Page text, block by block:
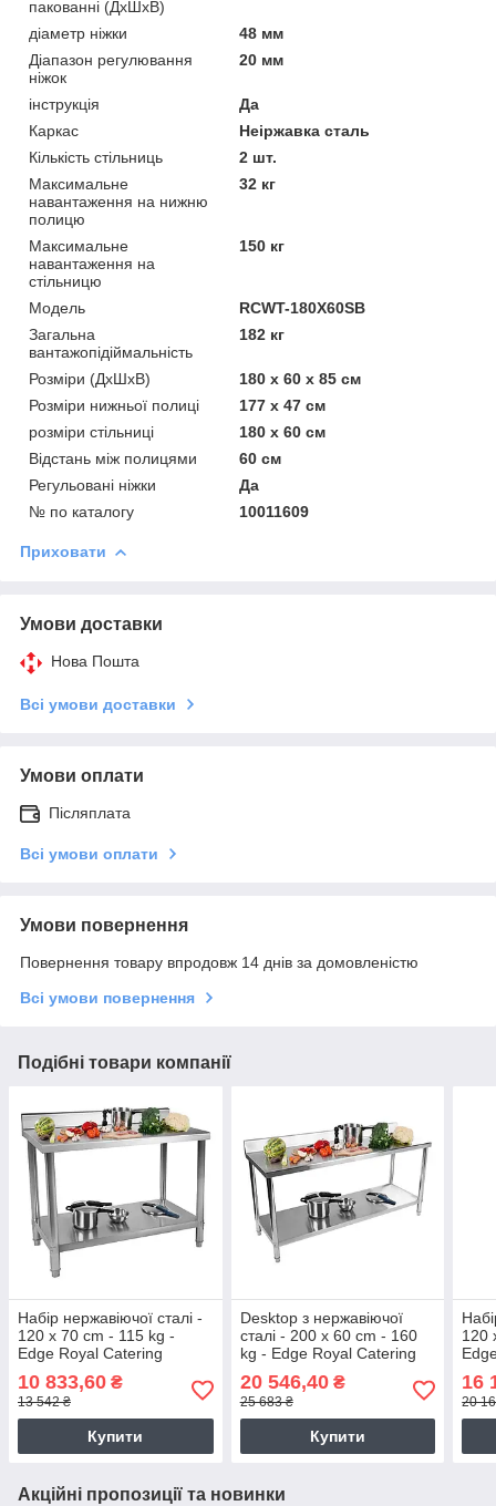
пакованні (ДхШхВ)
діаметр ніжки
48 мм
Діапазон регулювання
ніжок
20 мм
інструкція
Да
Каркас
Неіржавка сталь
Кількість стільниць
2 шт.
Максимальне
навантаження на нижню
полицю
32 кг
Максимальне
навантаження на
стільницю
150 кг
Мoдель
RCWT-180X60SB
Загальна
вантажопідіймальність
182 кг
Розміри (ДхШхВ)
180 х 60 х 85 см
Розміри нижньої полиці
177 х 47 см
розміри стільниці
180 х 60 см
Відстань між полицями
60 см
Регульовані ніжки
Да
№ по каталогу
10011609
Приховати
Умови доставки
Нова Пошта
Всі умови доставки
Умови оплати
Післяплата
Всі умови оплати
Умови повернення
Повернення товару впродовж 14 днів за домовленістю
Всі умови повернення
Подібні товари компанії
Набір нержавіючої сталі -
120 x 70 cm - 115 kg -
Edge Royal Catering
(-)}}}}}}}
10 833,60 ₴
13 542 ₴
Купити
Desktop з нержавіючої
сталі - 200 x 60 cm - 160
kg - Edge Royal Catering
(-)}}}}}}
20 546,40₴
25 683 ₴
Купити
120
(-
16
20
Акційні пропозиції та новинки